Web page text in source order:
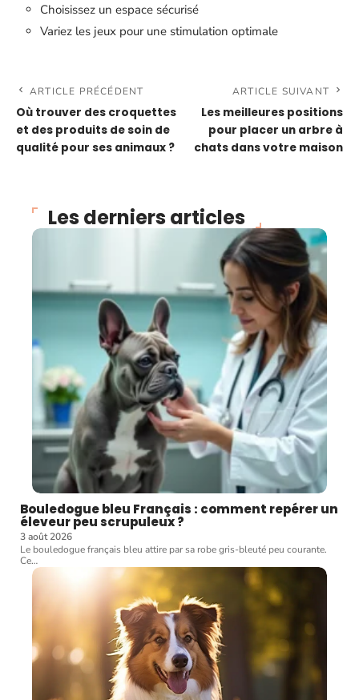
Choisissez un espace sécurisé
Variez les jeux pour une stimulation optimale
ARTICLE PRÉCÉDENT
Où trouver des croquettes
et des produits de soin de
qualité pour ses animaux ?
ARTICLE SUIVANT
Les meilleures positions
pour placer un arbre à
chats dans votre maison
Les derniers articles
Bouledogue bleu Français : comment repérer un
éleveur peu scrupuleux ?
3 août 2026
Le bouledogue français bleu attire par sa robe gris-bleuté peu courante.
Ce…